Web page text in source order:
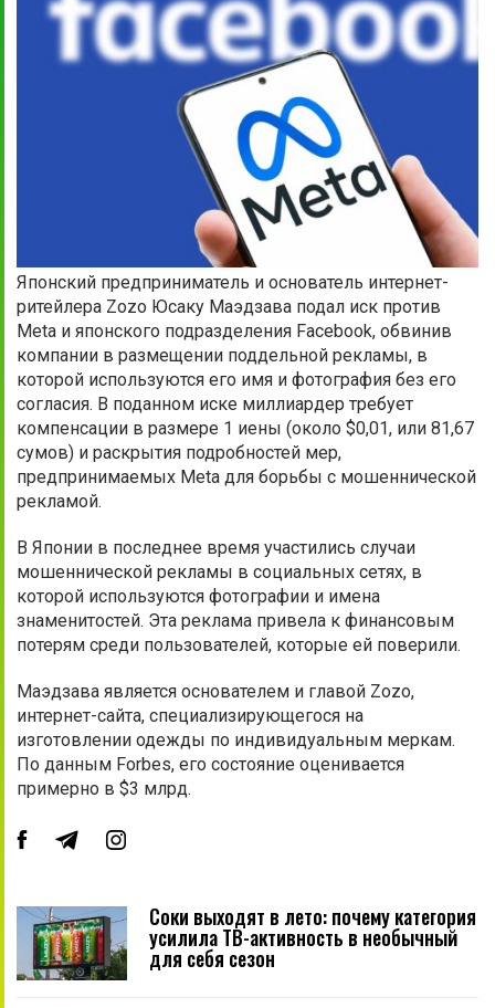
Японский предприниматель и основатель интернет-
ритейлера Zozo Юсаку Маэдзава подал иск против
Meta и японского подразделения Facebook, обвинив
компании в размещении поддельной рекламы, в
которой используются его имя и фотография без его
согласия. В поданном иске миллиардер требует
компенсации в размере 1 иены (около $0,01, или 81,67
сумов) и раскрытия подробностей мер,
предпринимаемых Meta для борьбы с мошеннической
рекламой.
В Японии в последнее время участились случаи
мошеннической рекламы в социальных сетях, в
которой используются фотографии и имена
знаменитостей. Эта реклама привела к финансовым
потерям среди пользователей, которые ей поверили.
Маэдзава является основателем и главой Zozo,
интернет-сайта, специализирующегося на
изготовлении одежды по индивидуальным меркам.
По данным Forbes, его состояние оценивается
примерно в $3 млрд.
Соки выходят в лето: почему категория
усилила ТВ-активность в необычный
для себя сезон